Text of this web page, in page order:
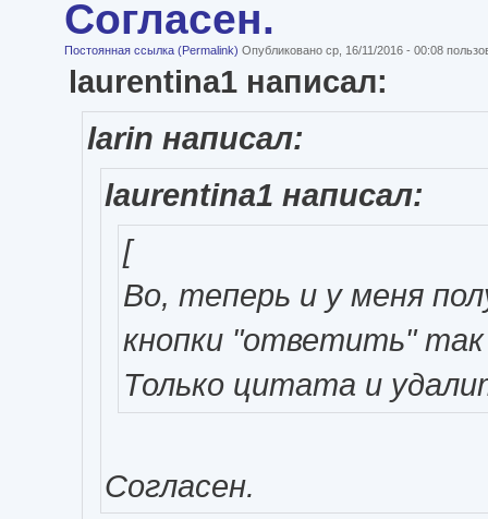
Согласен.
Постоянная ссылка (Permalink) Опубликовано ср, 16/11/2016 - 00:08
laurentina1 написал:
larin написал:
laurentina1 написал:
[
Во, теперь и у меня
кнопки "ответить"
Только цитата и
Согласен.